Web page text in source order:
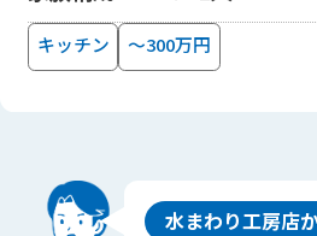
キッチン ～300万円
水まわり工房店